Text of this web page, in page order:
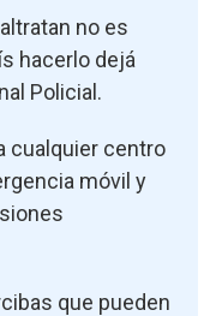
no es
hacerlo dejá
Policial.
cualquier centro
móvil y
que pueden